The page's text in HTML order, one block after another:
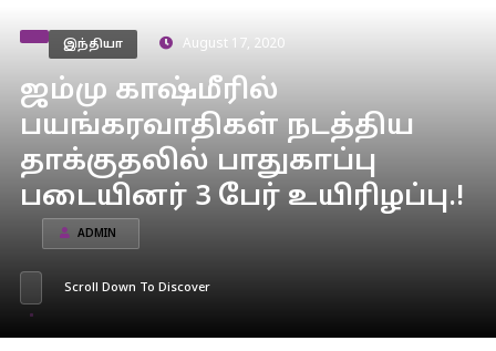
இந்தியா August 17, 2020
ஜம்மு காஷ்மீரில்
பயங்கரவாதிகள் நடத்திய
தாக்குதலில் பாதுகாப்பு
படையினர் 3 பேர் உயிரிழப்பு.!
ADMIN
Scroll Down To Discover